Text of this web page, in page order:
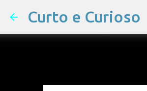
Curto e Curioso